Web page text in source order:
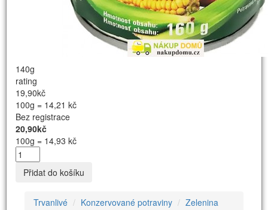
140g
rating
19,90kč
100g = 14,21 kč
Bez registrace
20,90kč
100g = 14,93 kč
Přidat do košíku
Trvanlivé Konzervované potraviny Zelenina